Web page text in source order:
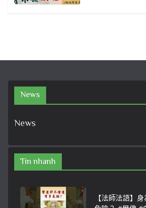
News
News
Tin nhanh
【法師法語】